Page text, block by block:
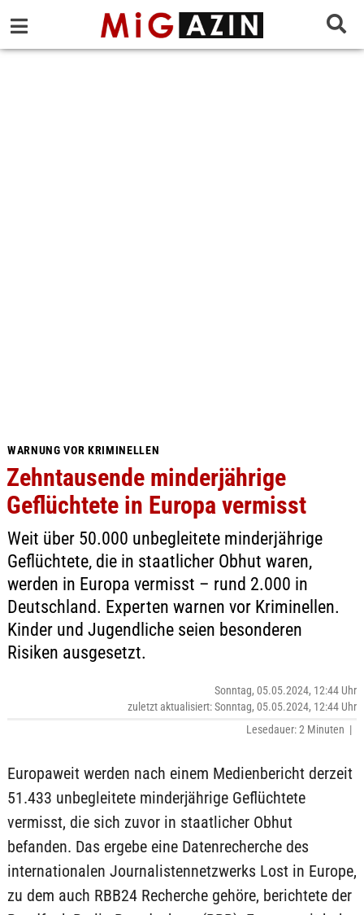
WARNUNG VOR KRIMINELLEN
Zehntausende minderjährige
Geflüchtete in Europa vermisst
Weit über 50.000 unbegleitete minderjährige
Geflüchtete, die in staatlicher Obhut waren,
werden in Europa vermisst – rund 2.000 in
Deutschland. Experten warnen vor Kriminellen.
Kinder und Jugendliche seien besonderen
Risiken ausgesetzt.
Sonntag, 05.05.2024, 12:44 Uhr
zuletzt aktualisiert: Sonntag, 05.05.2024, 12:44 Uhr
Lesedauer: 2 Minuten |
Europaweit werden nach einem Medienbericht derzeit
51.433 unbegleitete minderjährige Geflüchtete
vermisst, die sich zuvor in staatlicher Obhut
befanden. Das ergebe eine Datenrecherche des
internationalen Journalistennetzwerks Lost in Europe,
zu dem auch RBB24 Recherche gehöre, berichtete der